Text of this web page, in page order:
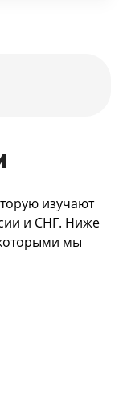
изучают
и СНГ. Ниже
мы